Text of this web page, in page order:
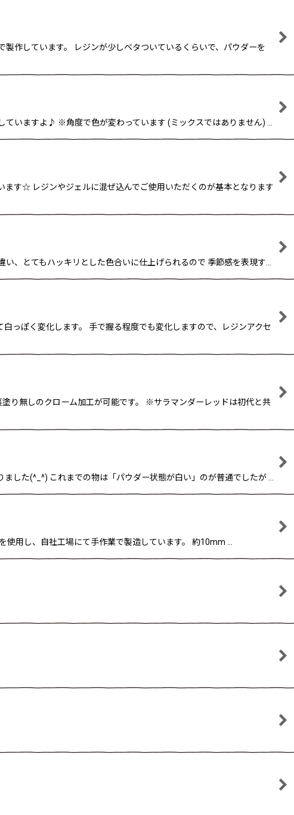
作しています。 レジンが少しベタついているくらいで、パウダーを
いますよ♪ ※角度で色が変わっています (ミックスではありません) …
す☆ レジンやジェルに混ぜ込んでご使用いただくのが基本となります
、とてもハッキリとした色合いに仕上げられるので 季節感を表現す…
っぽく変化します。 手で握る程度でも変化しますので、レジンアクセ
り無しのクローム加工が可能です。 ※サラマンダーレッドは初代と共
した(^_^) これまでの物は「パウダー状態が白い」のが普通でしたが …
用し、自社工場にて手作業で製造しています。 約10mm …